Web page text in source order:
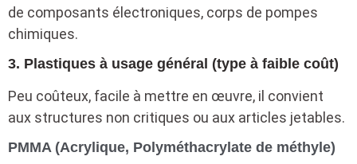
de composants électroniques, corps de pompes
chimiques.
3. Plastiques à usage général (type à faible coût)
Peu coûteux, facile à mettre en œuvre, il convient
aux structures non critiques ou aux articles jetables.
PMMA (Acrylique, Polyméthacrylate de méthyle)